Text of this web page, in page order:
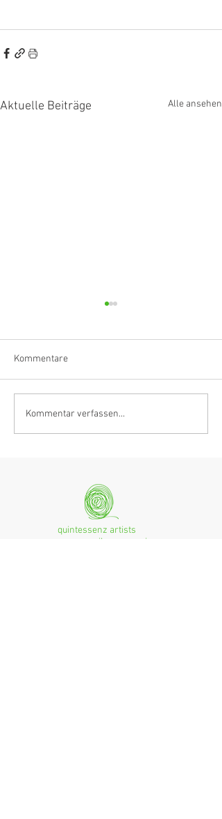
Aktuelle Beiträge Alle ansehen
Klarinettistin, Tonmeisterin,
Grenzgängerin
Kommentare
Kommentar verfassen...
quintessenz artists
mag. monika csampai